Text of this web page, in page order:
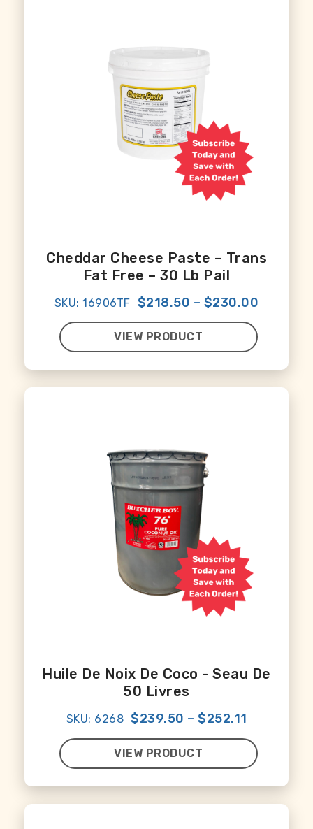
Cheddar Cheese Paste – Trans
Fat Free – 30 Lb Pail
SKU: 16906TF $218.50 – $230.00
VIEW PRODUCT
Huile De Noix De Coco - Seau De
50 Livres
SKU: 6268 $239.50 – $252.11
VIEW PRODUCT